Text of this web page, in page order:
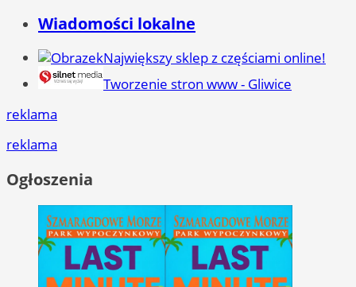
Wiadomości lokalne
Największy sklep z częściami online!
Tworzenie stron www - Gliwice
reklama
reklama
Ogłoszenia